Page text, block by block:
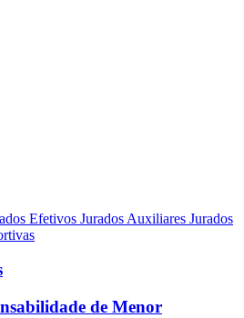
Efetivos Jurados Auxiliares Jurados
de Menor